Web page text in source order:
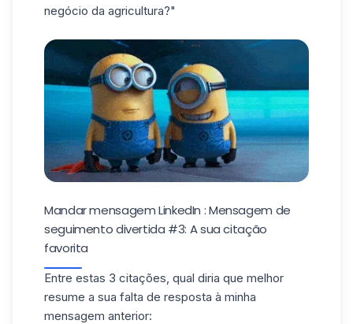
negócio da agricultura?"
Mandar mensagem LinkedIn : Mensagem de
seguimento divertida #3: A sua citação
favorita
Entre estas 3 citações, qual diria que melhor
resume a sua falta de resposta à minha
mensagem anterior: